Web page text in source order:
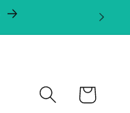
Carrito